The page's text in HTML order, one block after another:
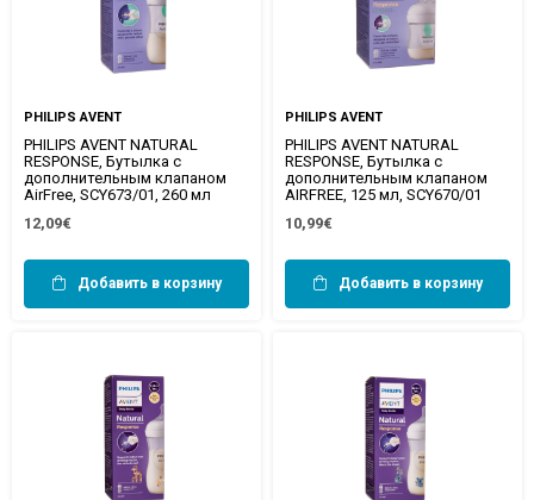
PHILIPS AVENT
PHILIPS AVENT NATURAL
RESPONSE, Бутылка с
дополнительным клапаном
AirFree, SCY673/01, 260 мл
12,09€
Добавить в корзину
PHILIPS AVENT
PHILIPS AVENT NATURAL
RESPONSE, Бутылка с
дополнительным клапаном
AIRFREE, 125 мл, SCY670/01
10,99€
Добавить в корзину